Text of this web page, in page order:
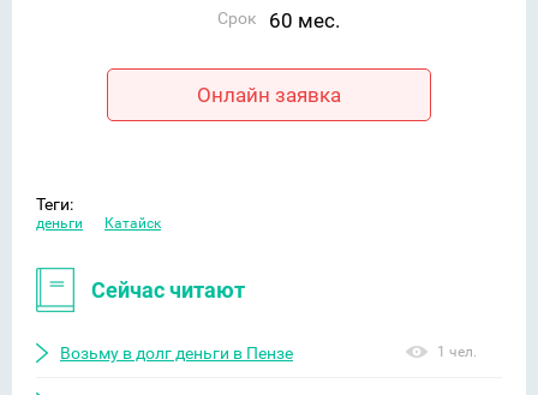
Срок 60 мес.
Онлайн заявка
Теги:
деньги Катайск
Сейчас читают
Возьму в долг деньги в Пензе 1 чел.